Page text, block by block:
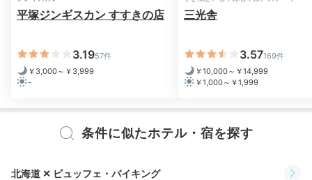
朝食は「レストランボルドー」で朝食ビュッフェをどう
ぞ。北海道産の新鮮野菜やチーズを始め、焼きたてのク
ロワッサンや自家製フレンチトースト、スープカレー、
平塚ジンギスカン すすきの店
3.1957件
￥3,000～￥3,999
-
三光舎
3.57169件
￥10,000～￥14,999
￥1,000～￥1,999
条件に似たホテル・宿を探す
北海道 ✕ ビュッフェ・バイキング